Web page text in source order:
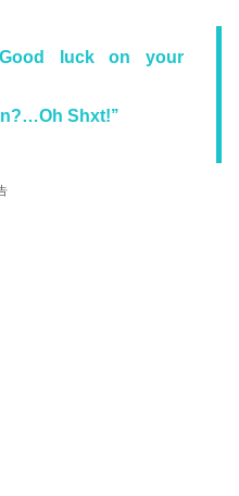
luck on your
Shxt!’’